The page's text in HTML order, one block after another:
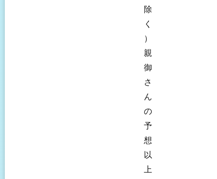
除
く
）
親
御
さ
ん
の
予
想
以
上